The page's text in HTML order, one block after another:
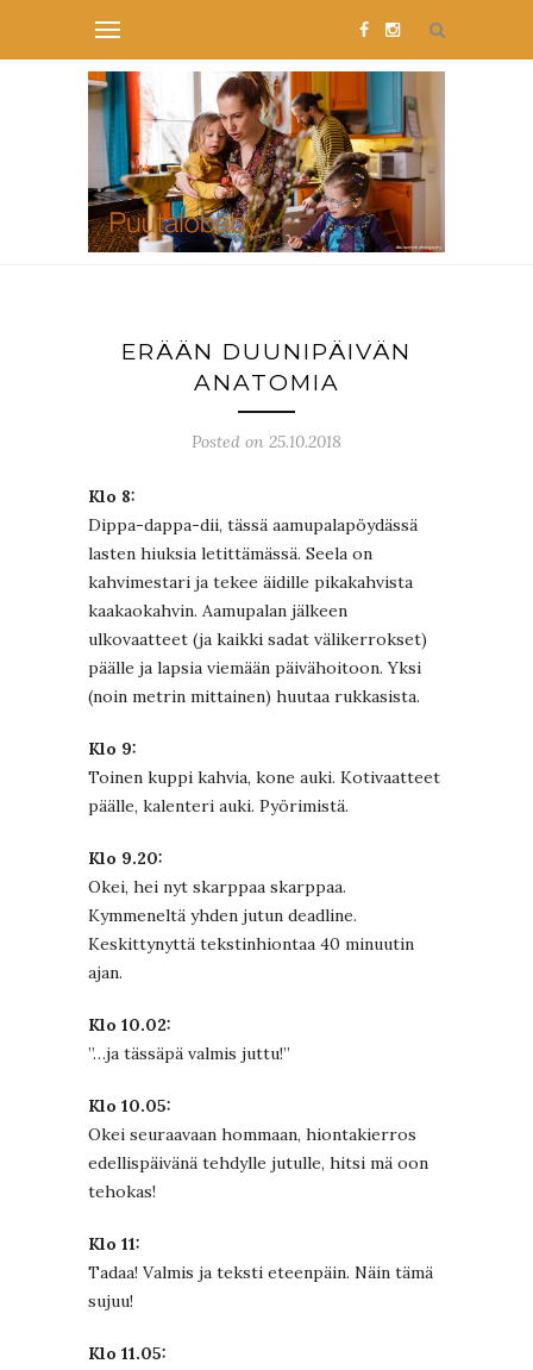
ERÄÄN DUUNIPÄIVÄN
ANATOMIA
Posted on 25.10.2018
Klo 8:
Dippa-dappa-dii, tässä aamupalapöydässä
lasten hiuksia letittämässä. Seela on
kahvimestari ja tekee äidille pikakahvista
kaakaokahvin. Aamupalan jälkeen
ulkovaatteet (ja kaikki sadat välikerrokset)
päälle ja lapsia viemään päivähoitoon. Yksi
(noin metrin mittainen) huutaa rukkasista.
Klo 9:
Toinen kuppi kahvia, kone auki. Kotivaatteet
päälle, kalenteri auki. Pyörimistä.
Klo 9.20:
Okei, hei nyt skarppaa skarppaa.
Kymmeneltä yhden jutun deadline.
Keskittynyttä tekstinhiontaa 40 minuutin
ajan.
Klo 10.02:
”…ja tässäpä valmis juttu!”
Klo 10.05:
Okei seuraavaan hommaan, hiontakierros
edellispäivänä tehdylle jutulle, hitsi mä oon
tehokas!
Klo 11:
Tadaa! Valmis ja teksti eteenpäin. Näin tämä
sujuu!
Klo 11.05: